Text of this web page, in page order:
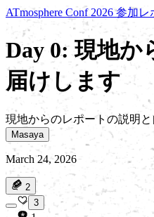
ATmosphere Conf 2026 参加
Day 0: 現地か
届けします
現地からのレポートの説明
Masaya
March 24, 2026
2
3